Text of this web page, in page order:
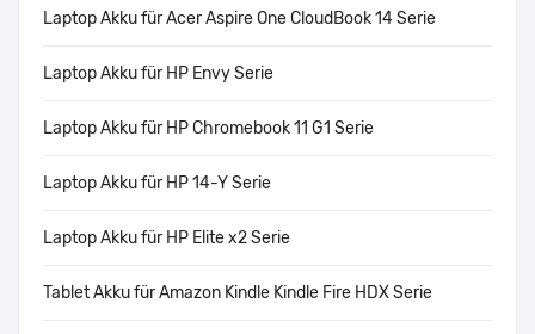
Laptop Akku für Acer Aspire One CloudBook 14 Serie
Laptop Akku für HP Envy Serie
Laptop Akku für HP Chromebook 11 G1 Serie
Laptop Akku für HP 14-Y Serie
Laptop Akku für HP Elite x2 Serie
Tablet Akku für Amazon Kindle Kindle Fire HDX Serie